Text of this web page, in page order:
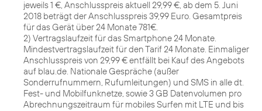
jeweils 1 €, Anschlusspreis aktuell 29,99 €, ab dem 5. Juni
2018 beträgt der Anschlusspreis 39,99 Euro. Gesamtpreis
für das Gerät über 24 Monate 781€.
2) Vertragslaufzeit für das Smartphone 24 Monate.
Mindestvertragslaufzeit für den Tarif 24 Monate. Einmaliger
Anschlusspreis von 29,99 € entfällt bei Kauf des Angebots
auf blau.de. Nationale Gespräche (außer
Sonderrufnummern, Rufumleitungen) und SMS in alle dt.
Fest- und Mobilfunknetze, sowie 3 GB Datenvolumen pro
Abrechnungszeitraum für mobiles Surfen mit LTE und bis